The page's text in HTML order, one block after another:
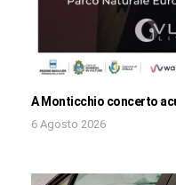
A Monticchio concerto
6 Agosto 2026